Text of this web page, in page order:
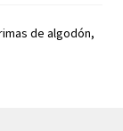
de algodón,